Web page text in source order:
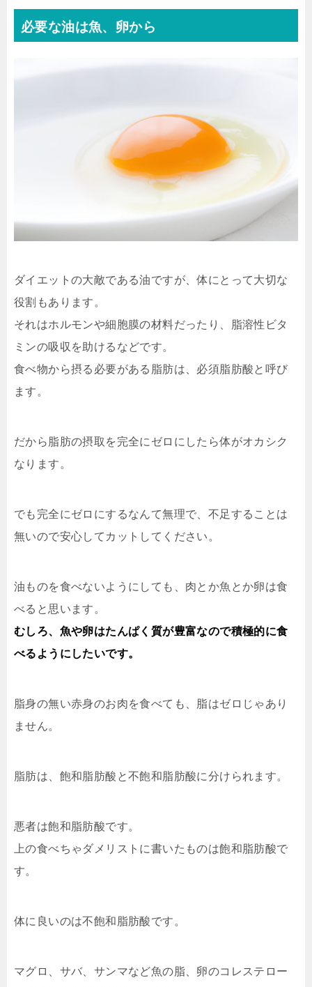
必要な油は魚、卵から
ダイエットの大敵である油ですが、体にとって大切な
役割もあります。
それはホルモンや細胞膜の材料だったり、脂溶性ビタ
ミンの吸収を助けるなどです。
食べ物から摂る必要がある脂肪は、必須脂肪酸と呼び
ます。
だから脂肪の摂取を完全にゼロにしたら体がオカシク
なります。
でも完全にゼロにするなんて無理で、不足することは
無いので安心してカットしてください。
油ものを食べないようにしても、肉とか魚とか卵は食
べると思います。
むしろ、魚や卵はたんぱく質が豊富なので積極的に食
べるようにしたいです。
脂身の無い赤身のお肉を食べても、脂はゼロじゃあり
ません。
脂肪は、飽和脂肪酸と不飽和脂肪酸に分けられます。
悪者は飽和脂肪酸です。
上の食べちゃダメリストに書いたものは飽和脂肪酸で
す。
体に良いのは不飽和脂肪酸です。
マグロ、サバ、サンマなど魚の脂、卵のコレステロー